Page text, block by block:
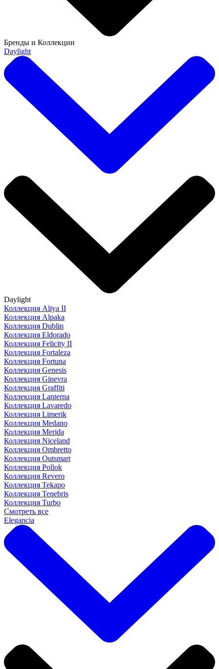
Бренды и Коллекции
Daylight
Daylight
Коллекция Aliya II
Коллекция Alpaka
Коллекция Dublin
Коллекция Eldorado
Коллекция Felicity II
Коллекция Fortaleza
Коллекция Fortuna
Коллекция Genesis
Коллекция Ginevra
Коллекция Graffiti
Коллекция Lanterna
Коллекция Lavaredo
Коллекция Limerik
Коллекция Medano
Коллекция Merida
Коллекция Niceland
Коллекция Ombretto
Коллекция Outsmart
Коллекция Pollok
Коллекция Revero
Коллекция Tekapo
Коллекция Tenebris
Коллекция Turbo
Смотреть все
Elegancia